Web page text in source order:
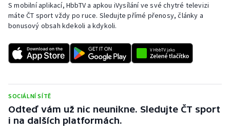
Ragby
Rychlobruslení
Short track
Sportovní střelba
S mobilní aplikací, HbbTV a apkou iVysílání ve své chytré televizi
máte ČT sport vždy po ruce. Sledujte přímé přenosy, články a
bonusový obsah kdekoli a kdykoli.
SOCIÁLNÍ SÍTĚ
Odteď vám už nic neunikne. Sledujte ČT sport
i na dalších platformách.